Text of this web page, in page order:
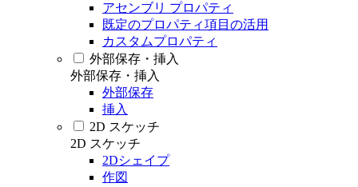
アセンブリ プロパティ
既定のプロパティ項目の活用
カスタムプロパティ
外部保存・挿入
外部保存・挿入
外部保存
挿入
2D スケッチ
2D スケッチ
2Dシェイプ
作図